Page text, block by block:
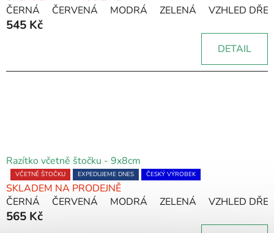
produktu
je
ČERNÁ
ČERVENÁ MODRÁ ZELENÁ VZHLED
545 Kč
DETAIL
Razítko včetně štočku - 9x8cm
Průměrné
hodnocení
produktu
je
VČETNĚ ŠTOČKU EXPEDUJEME DNES ČESKÝ VÝROBEK
SKLADEM NA PRODEJNĚ
ČERNÁ
ČERVENÁ MODRÁ ZELENÁ VZHLED
565 Kč